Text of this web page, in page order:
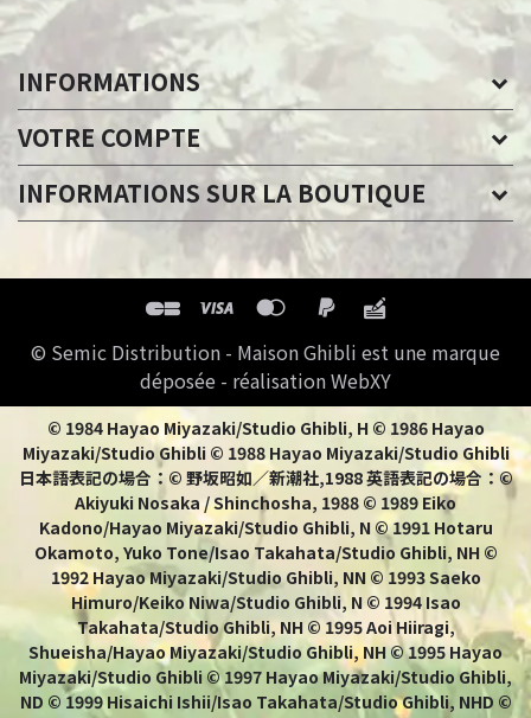
INFORMATIONS
VOTRE COMPTE
INFORMATIONS SUR LA BOUTIQUE
© Semic Distribution - Maison Ghibli est une marque
déposée - réalisation WebXY
© 1984 Hayao Miyazaki/Studio Ghibli, H © 1986 Hayao
Miyazaki/Studio Ghibli © 1988 Hayao Miyazaki/Studio Ghibli
日本語表記の場合：© 野坂昭如／新潮社,1988 英語表記の場合：©
Akiyuki Nosaka / Shinchosha, 1988 © 1989 Eiko
Kadono/Hayao Miyazaki/Studio Ghibli, N © 1991 Hotaru
Okamoto, Yuko Tone/Isao Takahata/Studio Ghibli, NH ©
1992 Hayao Miyazaki/Studio Ghibli, NN © 1993 Saeko
Himuro/Keiko Niwa/Studio Ghibli, N © 1994 Isao
Takahata/Studio Ghibli, NH © 1995 Aoi Hiiragi,
Shueisha/Hayao Miyazaki/Studio Ghibli, NH © 1995 Hayao
Miyazaki/Studio Ghibli © 1997 Hayao Miyazaki/Studio Ghibli,
ND © 1999 Hisaichi Ishii/Isao Takahata/Studio Ghibli, NHD ©